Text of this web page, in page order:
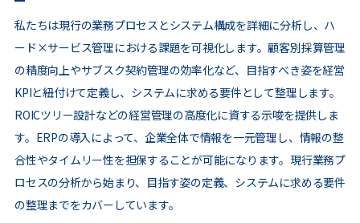
私たちは現行の業務プロセスとシステム構成を詳細に分析し、ハ
ード×サービス管理における課題を可視化します。顧客別採算管理
の精度向上やサブスク契約管理の効率化など、目指すべき姿を経営
KPIと紐付けて定義し、システムに求める要件として整理します。
ROICツリー設計などの経営管理の高度化に資する示唆を提供しま
す。ERPの導入によって、企業全体で情報を一元管理し、情報の整
合性やタイムリー性を担保することが可能になります。現行業務プ
ロセスの分析から始まり、目指す姿の定義、システムに求める要件
の整理までをカバーしています。